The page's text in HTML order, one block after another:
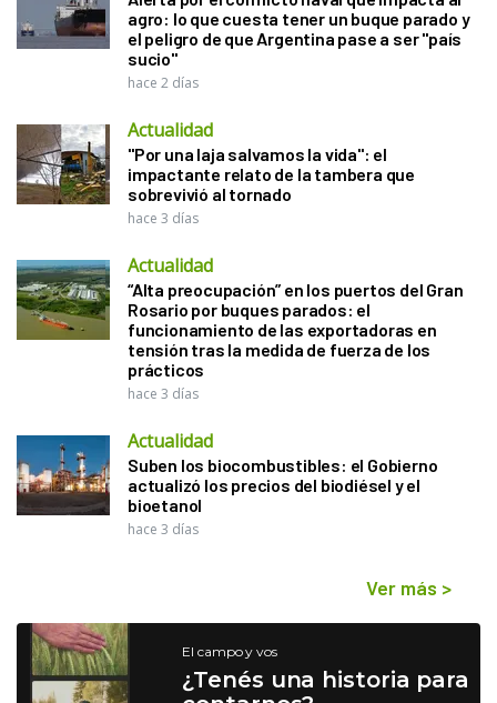
agro: lo que cuesta tener un buque parado y
el peligro de que Argentina pase a ser "país
sucio"
hace 2 días
Actualidad
"Por una laja salvamos la vida": el
impactante relato de la tambera que
sobrevivió al tornado
hace 3 días
Actualidad
“Alta preocupación” en los puertos del Gran
Rosario por buques parados: el
funcionamiento de las exportadoras en
tensión tras la medida de fuerza de los
prácticos
hace 3 días
Actualidad
Suben los biocombustibles: el Gobierno
actualizó los precios del biodiésel y el
bioetanol
hace 3 días
Ver más >
El campo y vos
¿Tenés una historia para